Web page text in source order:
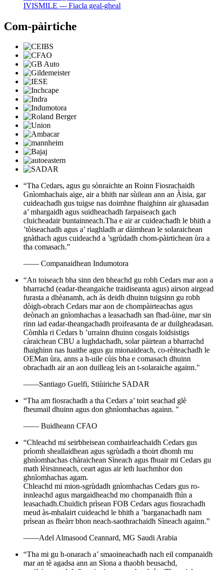
IVISMILE --- Fiacla geal-gheal
Com-pàirtiche
“Tha Cedars, agus gu sònraichte an Roinn Fiosrachaidh
Gnìomhachais aige, air a bhith nar sùilean ann an Àisia, gar
cuideachadh gus tuigse nas doimhne fhaighinn air gluasadan
a’ mhargaidh agus suidheachadh farpaiseach gach
cluicheadair buntainneach.Tha e air ar cuideachadh le bhith a
’tòiseachadh agus a’ riaghladh ar dàimhean le solaraichean
gnàthach agus cuideachd a ’sgrùdadh chom-pàirtichean ùra a
tha comasach.”
—— Companaidhean Indumotora
“An toiseach bha sinn den bheachd gu robh Cedars mar aon a
bharrachd (eadar-theangaiche traidiseanta agus) airson airgead
furasta a dhèanamh, ach às deidh dhuinn tuigsinn gu robh
dòigh-obrach Cedars mar aon de chompàirteachas agus
deònach an gnìomhachas a leasachadh san fhad-ùine, mar sin
rinn iad eadar-theangachadh proifeasanta de ar duilgheadasan.
Còmhla ri Cedars b ’urrainn dhuinn cosgais loidsistigs
càraichean CBU a lughdachadh, solar pàirtean a bharrachd
fhaighinn nas luaithe agus gu mionaideach, co-rèiteachadh le
OEMan ùra, anns a h-uile cùis bha e comasach dhuinn
obrachadh air an aon duilleag leis an t-solaraiche againn."
——Santiago Guelfi, Stiùiriche SADAR
“Tha am fiosrachadh a tha Cedars a’ toirt seachad glè
fheumail dhuinn agus don ghnìomhachas againn. "
—— Buidheann CFAO
“Chleachd mi seirbheisean comhairleachaidh Cedars gus
prìomh sheallaidhean agus sgrùdadh a thoirt dhomh mu
ghnìomhachas chàraichean Sìneach agus fhuair mi Cedars gu
math lèirsinneach, ceart agus air leth luachmhor don
ghnìomhachas agam.
Chleachd mi mion-sgrùdadh gnìomhachas Cedars gus ro-
innleachd agus margaidheachd mo chompanaidh fhìn a
leasachadh.Chuidich prìsean FOB Cedars agus fiosrachadh
meud às-mhalairt cuideachd le bhith a ’barganachadh nam
prìsean as fheàrr bhon neach-saothrachaidh Sìneach againn.”
——Adel Almasood Ceannard, MG Saudi Arabia
“Tha mi gu h-onarach a’ smaoineachadh nach eil companaidh
mar an tè agadsa ann an Sìona a thaobh beusachd,